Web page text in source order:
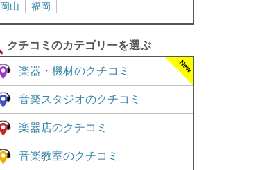
岡山 福岡
クチコミのカテゴリーを選ぶ
楽器・機材のクチコミ
音楽スタジオのクチコミ
楽器店のクチコミ
音楽教室のクチコミ